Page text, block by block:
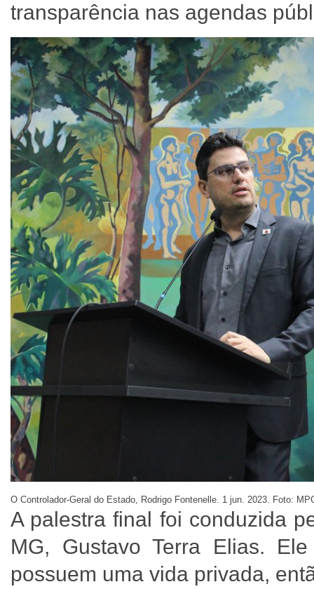
transparência nas agendas
O Controlador-Geral do Estado, Rodrigo Fontenelle. 1 jun. 2023. Foto:
A palestra final foi conduzida
MG, Gustavo Terra Elias.
possuem uma vida privada,